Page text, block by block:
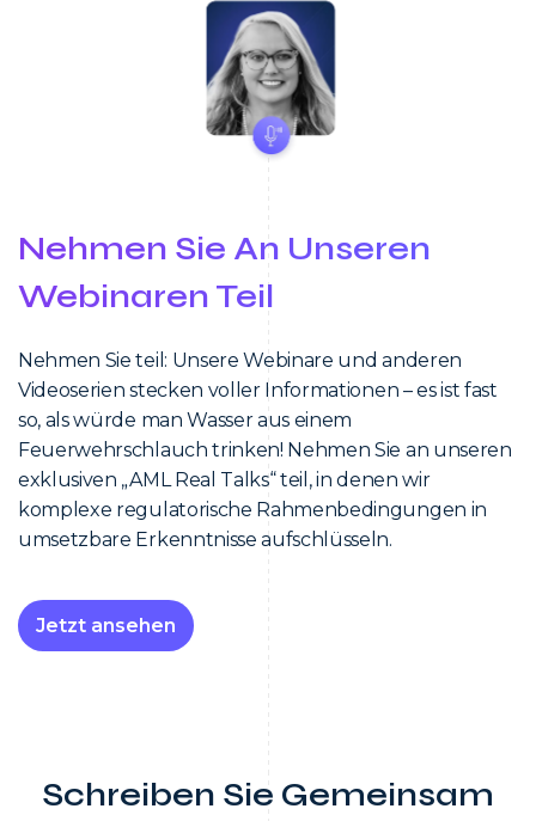
Nehmen Sie An Unseren
Webinaren Teil
Nehmen Sie teil: Unsere Webinare und anderen
Videoserien stecken voller Informationen – es ist fast
so, als würde man Wasser aus einem
Feuerwehrschlauch trinken! Nehmen Sie an unseren
exklusiven „AML Real Talks“ teil, in denen wir
komplexe regulatorische Rahmenbedingungen in
umsetzbare Erkenntnisse aufschlüsseln.
Jetzt ansehen
Schreiben Sie Gemeinsam